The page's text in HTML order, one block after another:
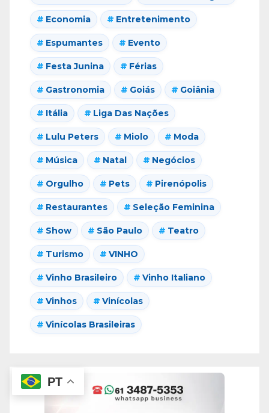
Economia Entretenimento
Espumantes Evento
Festa Junina Férias
Gastronomia Goiás Goiânia
Itália Liga Das Nações
Lulu Peters Miolo Moda
Música Natal Negócios
Orgulho Pets Pirenópolis
Restaurantes Seleção Feminina
Show São Paulo Teatro
Turismo VINHO
Vinho Brasileiro Vinho Italiano
Vinhos Vinícolas
Vinícolas Brasileiras
PT